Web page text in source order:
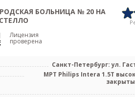
БОЛЬНИЦА № 20 НА
Лицензия
проверена
Санкт-Петербург: ул.
МРТ Philips Intera 1.5T